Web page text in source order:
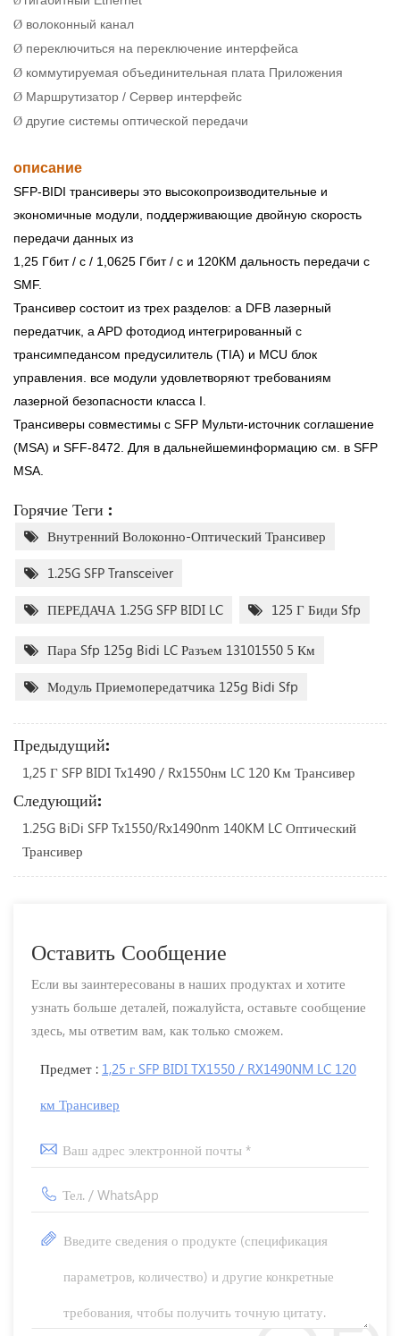
Ø волоконный канал
Ø переключиться на переключение интерфейса
Ø коммутируемая объединительная плата Приложения
Ø Маршрутизатор / Сервер интерфейс
Ø другие системы оптической передачи
описание
SFP-BIDI трансиверы это высокопроизводительные и
экономичные модули, поддерживающие двойную скорость
передачи данных из
1,25 Гбит / с / 1,0625 Гбит / с и 120КМ дальность передачи с
SMF.
Трансивер состоит из трех разделов: a DFB лазерный
передатчик, a APD фотодиод интегрированный с
трансимпедансом предусилитель (TIA) и MCU блок
управления. все модули удовлетворяют требованиям
лазерной безопасности класса I.
Трансиверы совместимы с SFP Мульти-источник соглашение
(MSA) и SFF-8472. Для в дальнейшеминформацию см. в SFP
MSA.
Горячие Теги :
Внутренний Волоконно-Оптический Трансивер
1.25G SFP Transceiver
ПЕРЕДАЧА 1.25G SFP BIDI LC 125 Г Биди Sfp
Пара Sfp 125g Bidi LC Разъем 13101550 5 Км
Модуль Приемопередатчика 125g Bidi Sfp
Предыдущий:
1,25 Г SFP BIDI Tx1490 / Rx1550нм LC 120 Км Трансивер
Следующий:
1.25G BiDi SFP Tx1550/Rx1490nm 140KM LC Оптический
Трансивер
Оставить Сообщение
Если вы заинтересованы в наших продуктах и ​​хотите
узнать больше деталей, пожалуйста, оставьте сообщение
здесь, мы ответим вам, как только сможем.
Предмет : 1,25 г SFP BIDI TX1550 / RX1490NM LC 120
км Трансивер